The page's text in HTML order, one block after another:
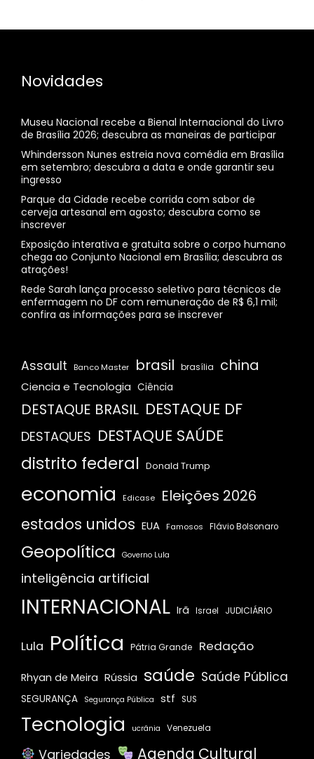
Novidades
Museu Nacional recebe a Bienal Internacional do Livro
de Brasília 2026; descubra as maneiras de participar
Whindersson Nunes estreia nova comédia em Brasília
em setembro; descubra a data e onde garantir seu
ingresso
Parque da Cidade recebe corrida com sabor de
cerveja artesanal em agosto; descubra como se
inscrever
Exposição interativa e gratuita sobre o corpo humano
chega ao Conjunto Nacional em Brasília; descubra as
atrações!
Rede Sarah lança processo seletivo para técnicos de
enfermagem no DF com remuneração de R$ 6,1 mil;
confira as informações para se inscrever
Assault Banco Master brasil brasília china
Ciencia e Tecnologia Ciência
DESTAQUE BRASIL DESTAQUE DF
DESTAQUES DESTAQUE SAÚDE
distrito federal Donald Trump
economia Edicase Eleições 2026
estados unidos EUA Famosos Flávio Bolsonaro
Geopolítica Governo Lula
inteligência artificial
INTERNACIONAL Irã Israel JUDICIÁRIO
Lula Política Pátria Grande Redação
Rhyan de Meira Rússia saúde Saúde Pública
SEGURANÇA Segurança Pública stf SUS
Tecnologia ucrânia Venezuela
Variedades Agenda Cultural